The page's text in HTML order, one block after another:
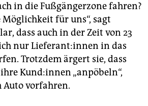
in die Fußgängerzone fahren?
Möglichkeit für uns“, sagt
dass auch in der Zeit von 23
nur Lieferant:innen in das
Trotzdem ärgert sie, dass
Kund:innen „anpöbeln“,
Auto vorfahren.